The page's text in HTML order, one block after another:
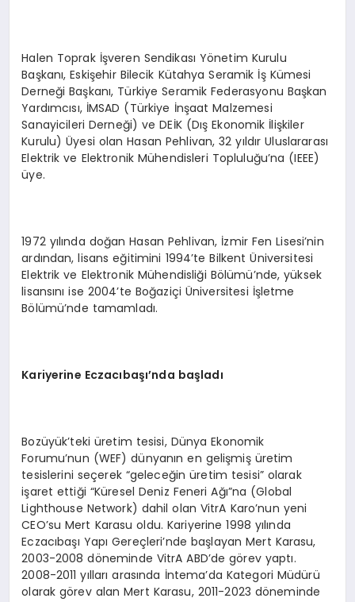
Halen Toprak İşveren Sendikası Yönetim Kurulu
Başkanı, Eskişehir Bilecik Kütahya Seramik İş Kümesi
Derneği Başkanı, Türkiye Seramik Federasyonu Başkan
Yardımcısı, İMSAD (Türkiye İnşaat Malzemesi
Sanayicileri Derneği) ve DEİK (Dış Ekonomik İlişkiler
Kurulu) Üyesi olan Hasan Pehlivan, 32 yıldır Uluslararası
Elektrik ve Elektronik Mühendisleri Topluluğu’na (IEEE)
üye.
1972 yılında doğan Hasan Pehlivan, İzmir Fen Lisesi’nin
ardından, lisans eğitimini 1994’te Bilkent Üniversitesi
Elektrik ve Elektronik Mühendisliği Bölümü’nde, yüksek
lisansını ise 2004’te Boğaziçi Üniversitesi İşletme
Bölümü’nde tamamladı.
Kariyerine Eczacıbaşı’nda başladı
Bozüyük’teki üretim tesisi, Dünya Ekonomik
Forumu’nun (WEF) dünyanın en gelişmiş üretim
tesislerini seçerek “geleceğin üretim tesisi” olarak
işaret ettiği “Küresel Deniz Feneri Ağı”na (Global
Lighthouse Network) dahil olan VitrA Karo’nun yeni
CEO’su Mert Karasu oldu. Kariyerine 1998 yılında
Eczacıbaşı Yapı Gereçleri’nde başlayan Mert Karasu,
2003-2008 döneminde VitrA ABD’de görev yaptı.
2008-2011 yılları arasında İntema’da Kategori Müdürü
olarak görev alan Mert Karasu, 2011-2023 döneminde